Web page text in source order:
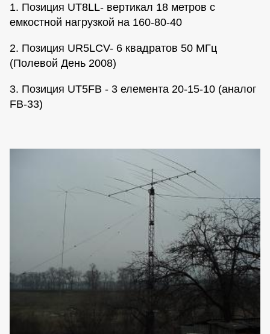
1. Позиция UT8LL- вертикал 18 метров с
емкостной нагрузкой на 160-80-40
2. Позиция UR5LCV- 6 квадратов 50 МГц
(Полевой День 2008)
3. Позиция UT5FB - 3 елемента 20-15-10 (аналог
FB-33)